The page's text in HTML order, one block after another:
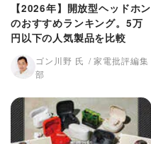
【2026年】開放型ヘッドホン
のおすすめランキング。5万
円以下の人気製品を比較
ゴン川野 氏
家電批評編集
部